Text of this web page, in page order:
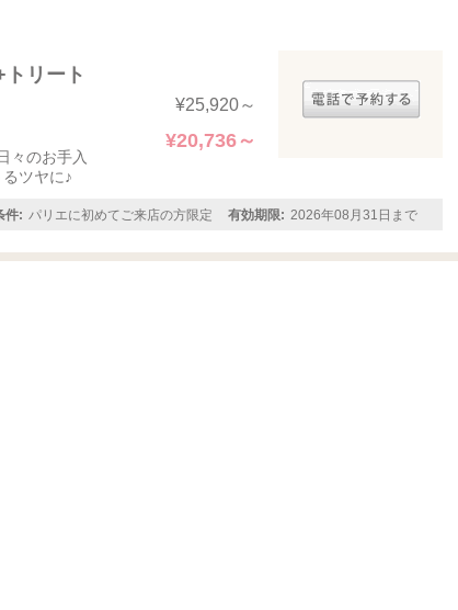
リート
々のお手入
ツヤに♪
¥25,920～
¥20,736～
件: パリエに初めてご来店の方限定 有効期限: 2026年08月31日まで